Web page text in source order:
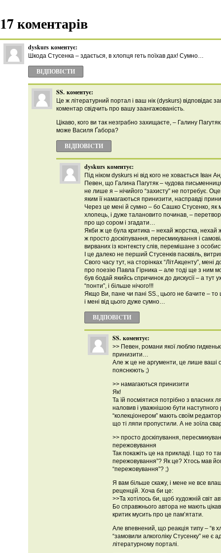
17 коментарів
dyskurs коментує:
Шкода Стусенка – здається, в хлопця геть поїхав дах! Сумно…
ВІДПОВІCТИ
SS. коментує:
Це ж літературний портал і ваш нік (dyskurs) відповідає
коментар свідчить про вашу заангажованість.
Цікаво, кого ви так незграбно захищаєте, – Галину
може Василя Ґабора?
ВІДПОВІCТИ
dyskurs коментує:
Під ніком dyskurs ні від кого не ховається Іван
Певен, що Галина Пагутяк – чудова
не лише я – нічийого “захисту” не потребує.
яким її намагаються принизити, насправді
Через це мені й сумно – бо Сашко Стусенко, як
хлопець, і дуже талановито починав, –
про що сором і згадати…
Якби ж це була критика – нехай жорстка, нехай
ж просто доскіпування, пересмикування і
вирваних із контексту слів, перемішане з
І це далеко не перший Стусенків пасквіль,
Свого часу тут, на сторінках “ЛітАкценту”, мені
про поезію Павла Гірника – але тоді ще з ним
був бодай якийсь спричинок до дискусії – а тут
“понти”, і більше нічого!!!
Якщо Ви, пане чи пані SS., цього не бачите –
і мені від цього дуже сумно…
ВІДПОВІCТИ
SS. коментує:
>> Певен, романи якої люблю
принизити…
Але ж це не аргументи, це лише ваші
пояснюють ;)
>> намагаються принизити
Як!
Та їй посміятися потрібно з власних
наловив і уважнішою бути
“колекціонером” мають своїм
що ті ляпи пропустили. А не зоїла
>> просто доскіпування,
пережовування
Так покажіть це на прикладі. І що то
пережовування”? Як це? Хтось мав
“пережовування”? ;)
Я вам більше скажу, і мене не все
реценцій. Хоча би це:
>>Та хотілось би, щоб художній світ
Бо справжнього автора не мають
критик мусить про це пам’ятати.
Але впевнений, що реакція типу – “в
“замовили алкоголіку Стусенку” не є
літературному порталі.